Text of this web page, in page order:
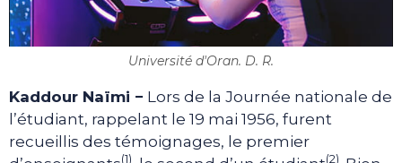
Université d'Oran. D. R.
Kaddour Naïmi − Lors de la Journée nationale de
l’étudiant, rappelant le 19 mai 1956, furent
recueillis des témoignages, le premier
(1) (2)